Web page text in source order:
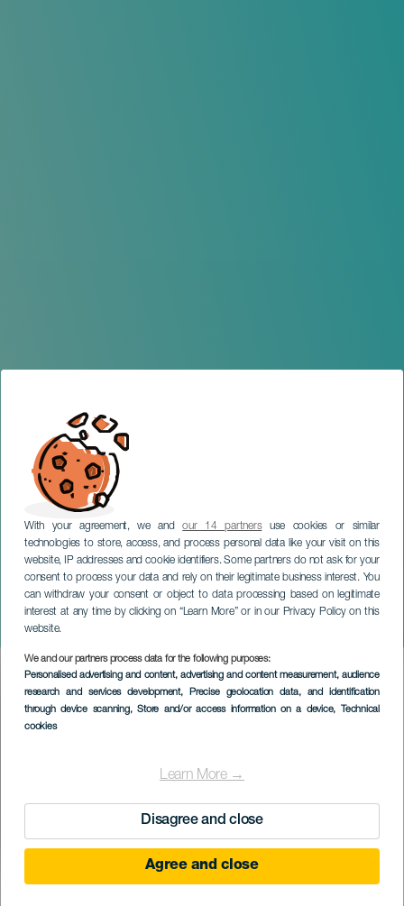
With your agreement, we andour 14 partnersuse cookies or similar
technologies to store, access, and process personal data like your visit on this
website, IP addresses and cookie identifiers. Some partners do not ask for your
consent to process your data and rely on their legitimate business interest. You
can withdraw your consent or object to data processing based on legitimate
interest at any time by clicking on “Learn More” or in our Privacy Policy on this
website.
We and our partners process data for the following purposes:
Personalised advertising and content, advertising and content measurement, audience
research and services development, Precise geolocation data, and identification
through device scanning, Store and/or access information on a device, Technical
cookies
Learn More →
Disagree and close
Agree and close
Bestiarias
TENERIFE
Imagen
Listado